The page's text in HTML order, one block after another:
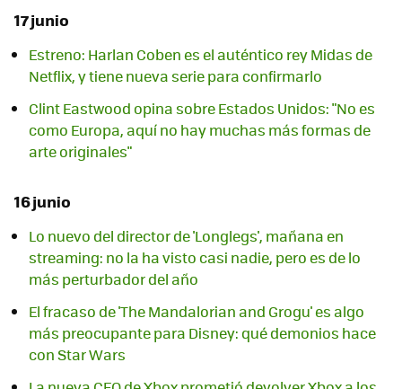
17 junio
Estreno: Harlan Coben es el auténtico rey Midas de
Netflix, y tiene nueva serie para confirmarlo
Clint Eastwood opina sobre Estados Unidos: "No es
como Europa, aquí no hay muchas más formas de
arte originales"
16 junio
Lo nuevo del director de 'Longlegs', mañana en
streaming: no la ha visto casi nadie, pero es de lo
más perturbador del año
El fracaso de 'The Mandalorian and Grogu' es algo
más preocupante para Disney: qué demonios hace
con Star Wars